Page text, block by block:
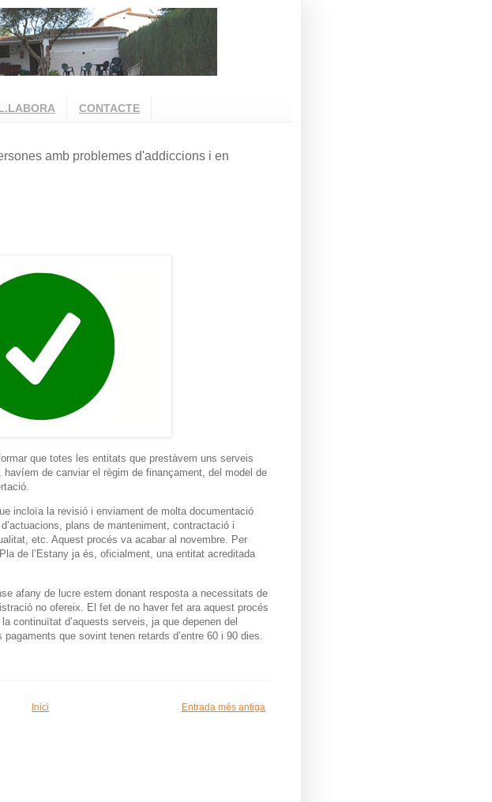
CONTACTE
amb problemes d'addiccions i en
que totes les entitats que prestàvem uns serveis
de canviar el règim de finançament, del model de
incloïa la revisió i enviament de molta documentació
plans de manteniment, contractació i
etc. Aquest procés va acabar al novembre. Per
de l’Estany ja és, oficialment, una entitat acreditada
afany de lucre estem donant resposta a necessitats de
no ofereix. El fet de no haver fet ara aquest procés
continuïtat d’aquests serveis, ja que depenen del
que sovint tenen retards d’entre 60 i 90 dies.
Entrada més antiga
Inici